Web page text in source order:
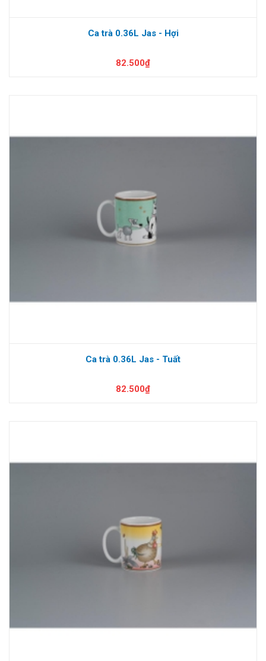
Ca trà 0.36L Jas - Hợi
82.500₫
Ca trà 0.36L Jas - Tuất
82.500₫